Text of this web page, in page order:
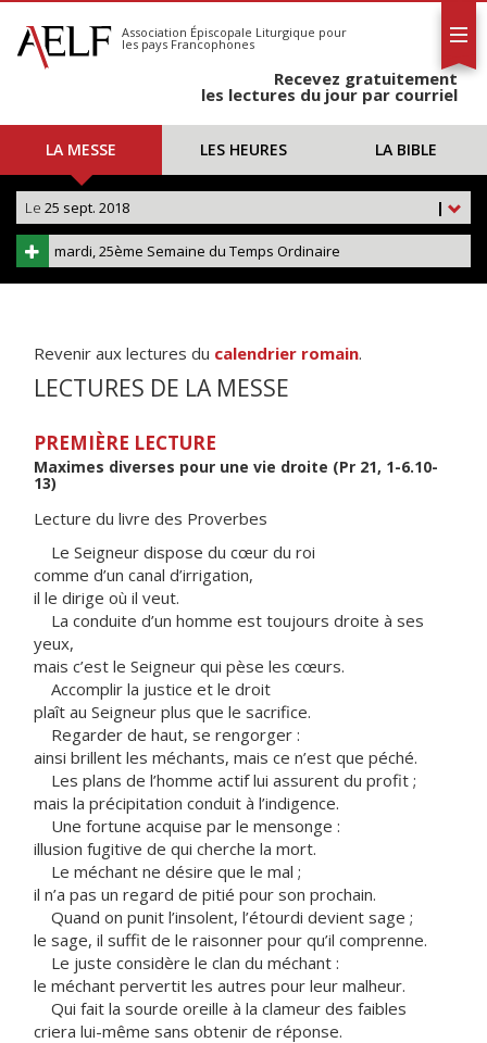
S'abonner
Calendrier
Association Épiscopale Liturgique pour
les pays Francophones
Recevez gratuitement
les lectures du jour par courriel
LA MESSE LES HEURES LA BIBLE
|
Le 25 sept. 2018
mardi, 25ème Semaine du Temps Ordinaire
Revenir aux lectures du calendrier romain.
LECTURES DE LA MESSE
PREMIÈRE LECTURE
Maximes diverses pour une vie droite (Pr 21, 1-6.10-
13)
Lecture du livre des Proverbes
Le Seigneur dispose du cœur du roi
comme d’un canal d’irrigation,
il le dirige où il veut.
La conduite d’un homme est toujours droite à ses
yeux,
mais c’est le Seigneur qui pèse les cœurs.
Accomplir la justice et le droit
plaît au Seigneur plus que le sacrifice.
Regarder de haut, se rengorger :
ainsi brillent les méchants, mais ce n’est que péché.
Les plans de l’homme actif lui assurent du profit ;
mais la précipitation conduit à l’indigence.
Une fortune acquise par le mensonge :
illusion fugitive de qui cherche la mort.
Le méchant ne désire que le mal ;
il n’a pas un regard de pitié pour son prochain.
Quand on punit l’insolent, l’étourdi devient sage ;
le sage, il suffit de le raisonner pour qu’il comprenne.
Le juste considère le clan du méchant :
le méchant pervertit les autres pour leur malheur.
Qui fait la sourde oreille à la clameur des faibles
criera lui-même sans obtenir de réponse.